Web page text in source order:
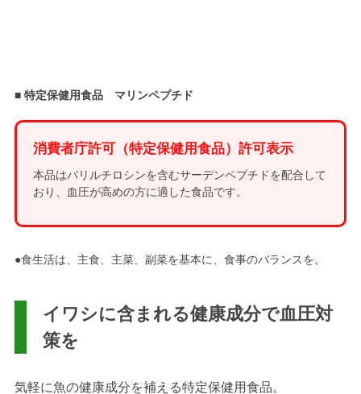
■ 特定保健用食品 マリンペプチド
消費者庁許可（特定保健用食品）許可表示
本品はバリルチロシンを含むサーデンペプチドを配合して
おり、血圧が高めの方に適した食品です。
●食生活は、主食、主菜、副菜を基本に、食事のバランスを。
イワシに含まれる健康成分で血圧対
策を
気軽に魚の健康成分を補える特定保健用食品。